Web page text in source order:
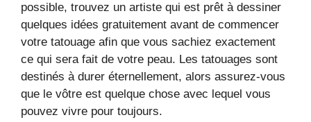
possible, trouvez un artiste qui est prêt à dessiner
quelques idées gratuitement avant de commencer
votre tatouage afin que vous sachiez exactement
ce qui sera fait de votre peau. Les tatouages ​​​​sont
destinés à durer éternellement, alors assurez-vous
que le vôtre est quelque chose avec lequel vous
pouvez vivre pour toujours.